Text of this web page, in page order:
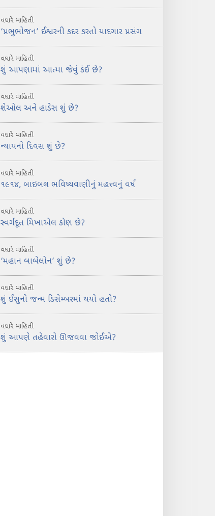
વધારે માહિતી
‘પ્રભુભોજન’ ઈશ્વરની કદર કરતો યાદગાર પ્રસંગ
વધારે માહિતી
શું આપણામાં આત્મા જેવું કંઈ છે?
વધારે માહિતી
શેઓલ અને હાડેસ શું છે?
વધારે માહિતી
ન્યાયનો દિવસ શું છે?
વધારે માહિતી
૧૯૧૪, બાઇબલ ભવિષ્યવાણીનું મહત્ત્વનું વર્ષ
વધારે માહિતી
સ્વર્ગદૂત મિખાએલ કોણ છે?
વધારે માહિતી
‘મહાન બાબેલોન’ શું છે?
વધારે માહિતી
શું ઈસુનો જન્મ ડિસેમ્બરમાં થયો હતો?
વધારે માહિતી
શું આપણે તહેવારો ઊજવવા જોઈએ?